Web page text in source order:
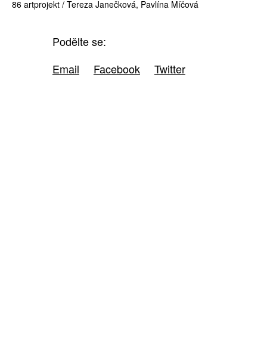
86 artprojekt / Tereza Janečková, Pavlína Míčová
Podělte se:
Email
Facebook Twitter